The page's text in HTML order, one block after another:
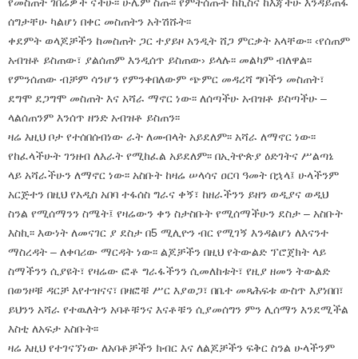
ሰግታቸሁ ካልሆነ በቀር መስጠትን አትሽሹት፡፡
ቀደምት ወላጆቻችን ከመስጠት ጋር ተያይዞ አንዲት ሸጋ ምርቃት አላቸው፡፡ ‹የሰጠም
አብዝቶ ይስጠው፣ ያልሰጠም እንዲሰጥ ይስጠው› ይላሉ፡፡ መልካም ብለዋል፡፡
የምንሰጠው ብቻም ሳንሆን የምንቀበለውም ጭምር መዳረሻ ግባችን መስጠት፣
ደግሞ ደጋግሞ መስጠት እና አሻራ ማኖር ነው፡፡ ለሰጣችሁ አብዝቶ ይስጣችሁ –
ላልሰጠንም እንሰጥ ዘንድ አብዝቶ ይስጠን፡፡
ዛሬ እዚህ ቦታ የተሰበሰብነው ራት ለመብላት አይደለም፡፡ አሻራ ለማኖር ነው፡፡
የከፈላችሁት ገንዘብ ለእራት የሚከፈል አይደለም፡፡ በኢትዮጵያ ዕድገትና ሥልጣኔ
ላይ አሻራችሁን ለማኖር ነው፡፡ አስቡት ከዛሬ ሠላሳና ዐርባ ዓመት በኋላ፤ ሁላችንም
አርጅተን በዚህ የአዲስ አበባ ተፋሰስ ግራና ቀኝ፣ ከዘራችንን ይዘን ወዲያና ወዲህ
ስንል የሚሰማንን ስሜት፤ የዛሬውን ቀን ስታስቡት የሚሰማችሁን ደስታ – አስቡት
እስኪ፡፡ እውነት ለመናገር ያ ደስታ በ5 ሚሊዮን ብር የሚገኝ እንዳልሆነ ለእናንተ
ማስረዳት – ለቀባሪው ማርዳት ነው፡፡ ልጆቻችን በዚህ የትውልድ ፕሮጀክት ላይ
ስማችንን ሲያዩት፣ የዛሬው ፎቶ ግራፋችንን ሲመለከቱት፣ የዚያ ዘመን ትውልድ
በወንዞቹ ዳርቻ እየተዝናና፣ በዛፎቹ ሥር እያወጋ፣ በቤተ መጻሕፍቱ ውስጥ እያነበበ፣
ይህንን አሻራ የተዉለትን አባቶቹንና እናቶቹን ሲያመሰግን ምን ሊሰማን እንደሚችል
እስቲ ለአፍታ አስቡት፡፡
ዛሬ እዚህ የተገናኘነው ለአባቶቻችን ክብር እና ለልጆቻችን ፍቅር ስንል ሁላችንም